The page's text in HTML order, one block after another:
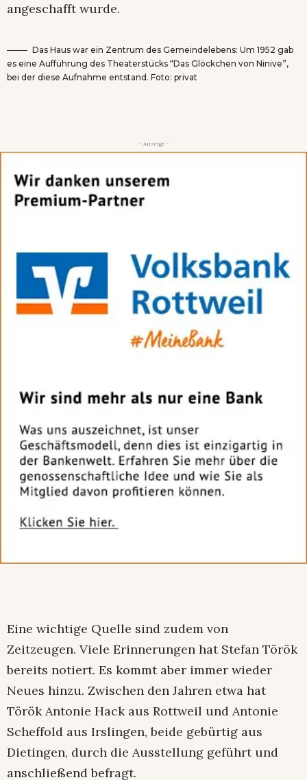
angeschafft wurde.
Das Haus war ein Zentrum des Gemeindelebens: Um 1952 gab
es eine Aufführung des Theaterstücks “Das Glöckchen von Ninive”,
bei der diese Aufnahme entstand. Foto: privat
- Anzeige -
Eine wichtige Quelle sind zudem von
Zeitzeugen. Viele Erinnerungen hat Stefan Török
bereits notiert. Es kommt aber immer wieder
Neues hinzu. Zwischen den Jahren etwa hat
Török Antonie Hack aus Rottweil und Antonie
Scheffold aus Irslingen, beide gebürtig aus
Dietingen, durch die Ausstellung geführt und
anschließend befragt.